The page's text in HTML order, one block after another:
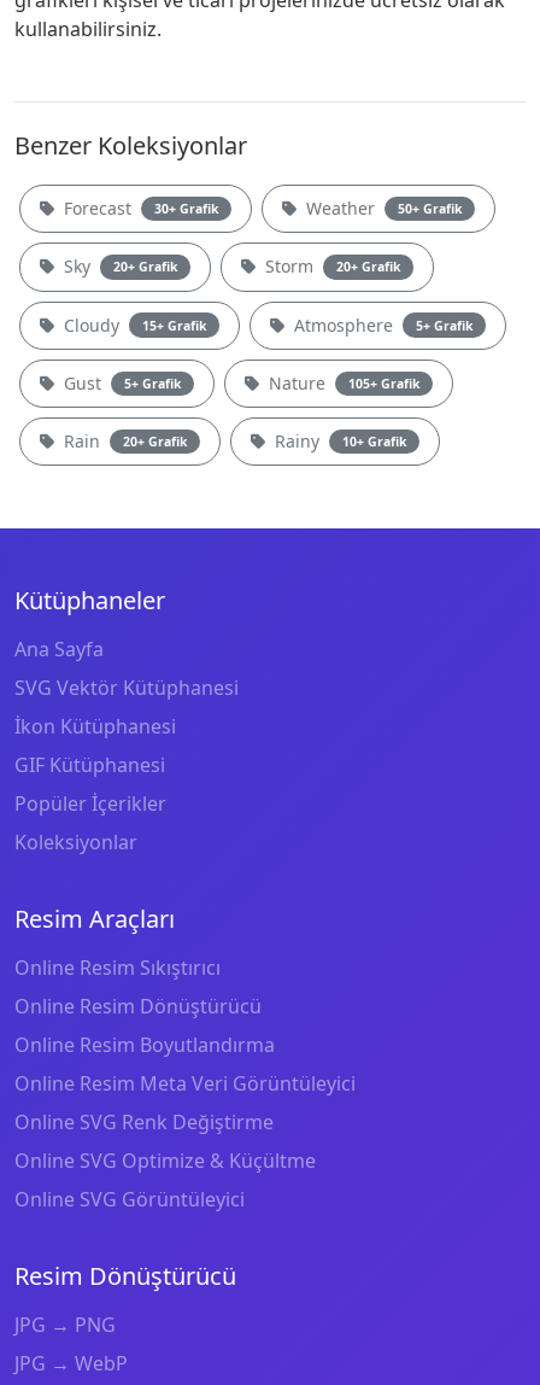
kullanabilirsiniz.
Benzer Koleksiyonlar
Forecast 30+ Grafik Weather 50+ Grafik
Sky 20+ Grafik Storm 20+ Grafik
Cloudy 15+ Grafik Atmosphere 5+ Grafik
Gust 5+ Grafik Nature 105+ Grafik
Rain 20+ Grafik Rainy 10+ Grafik
Kütüphaneler
Ana Sayfa
SVG Vektör Kütüphanesi
İkon Kütüphanesi
GIF Kütüphanesi
Popüler İçerikler
Koleksiyonlar
Resim Araçları
Online Resim Sıkıştırıcı
Online Resim Dönüştürücü
Online Resim Boyutlandırma
Online Resim Meta Veri Görüntüleyici
Online SVG Renk Değiştirme
Online SVG Optimize & Küçültme
Online SVG Görüntüleyici
Resim Dönüştürücü
JPG → PNG
JPG → WebP